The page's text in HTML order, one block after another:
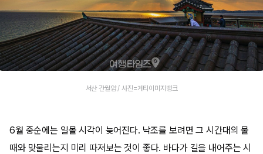
서산 간월암 / 사진=게티이미지뱅크
6월 중순에는 일몰 시각이 늦어진다. 낙조를 보려면 그 시간대의 물
때와 맞물리는지 미리 따져보는 것이 좋다. 바다가 길을 내어주는 시